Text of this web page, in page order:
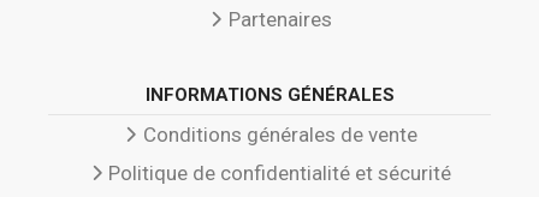
Partenaires
INFORMATIONS GÉNÉRALES
Conditions générales de vente
Politique de confidentialité et sécurité